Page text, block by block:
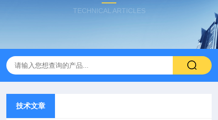
TECHNICAL ARTICLES
技术文章